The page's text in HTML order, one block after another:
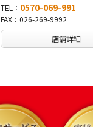
TEL： 0570-067-878
FAX：026-286-7888
店舗詳細